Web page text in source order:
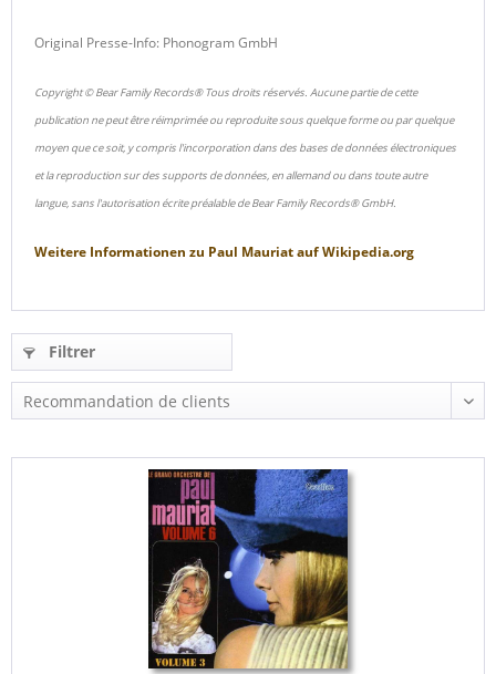
Original Presse-Info: Phonogram GmbH
Copyright © Bear Family Records® Tous droits réservés. Aucune partie de cette
publication ne peut être réimprimée ou reproduite sous quelque forme ou par quelque
moyen que ce soit, y compris l'incorporation dans des bases de données électroniques
et la reproduction sur des supports de données, en allemand ou dans toute autre
langue, sans l'autorisation écrite préalable de Bear Family Records® GmbH.
Weitere Informationen zu Paul MauriataufWikipedia.org
Filtrer